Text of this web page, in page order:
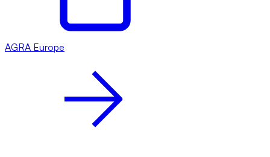
AGRA Europe